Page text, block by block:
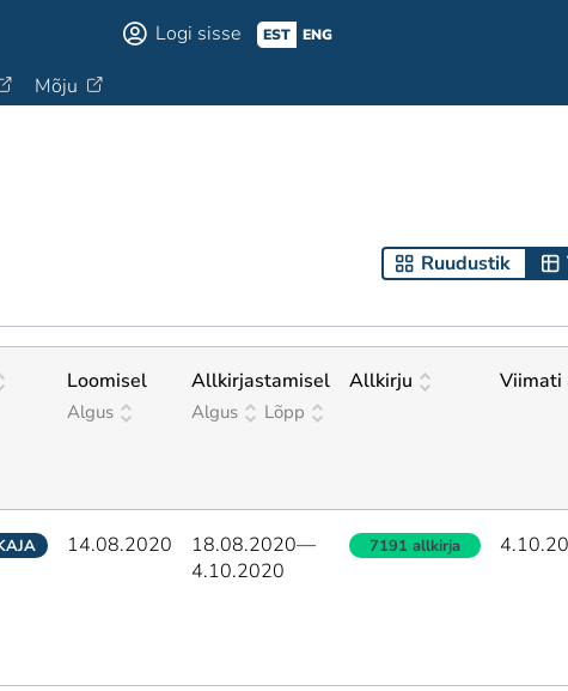
Logi sisse EST ENG
Mõju
Ruudustik
Loomisel
Algus
Allkirjastamisel
Algus Lõpp
Allkirju Viimati
14.08.2020 18.08.2020—
4.10.2020
7191 allkirja